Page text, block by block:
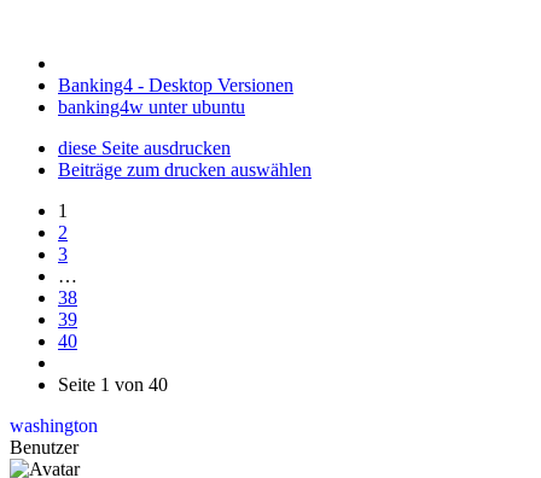
Banking4 - Desktop Versionen
banking4w unter ubuntu
diese Seite ausdrucken
Beiträge zum drucken auswählen
1
2
3
…
38
39
40
Seite 1 von 40
washington
Benutzer